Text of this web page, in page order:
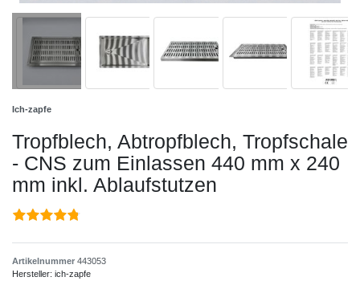
Ich-zapfe
Tropfblech, Abtropfblech, Tropfschale
- CNS zum Einlassen 440 mm x 240
mm inkl. Ablaufstutzen
Artikelnummer 443053
Hersteller: ich-zapfe